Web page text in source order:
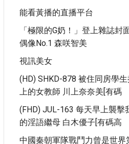
能看黃播的直播平台
「極限的G奶！」登上雜誌封
偶像No.1 森咲智美
視訊美女
(HD) SHKD-878 被住同房學
上的女教師 川上奈奈美[有碼
(FHD) JUL-163 每天早上襲擊
的淫語繼母 白木優子[有碼高
中國秦朝軍隊戰鬥力曾是世界